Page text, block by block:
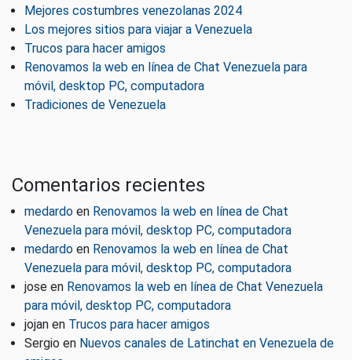
Mejores costumbres venezolanas 2024
Los mejores sitios para viajar a Venezuela
Trucos para hacer amigos
Renovamos la web en línea de Chat Venezuela para
móvil, desktop PC, computadora
Tradiciones de Venezuela
Comentarios recientes
medardo en Renovamos la web en línea de Chat
Venezuela para móvil, desktop PC, computadora
medardo en Renovamos la web en línea de Chat
Venezuela para móvil, desktop PC, computadora
jose en Renovamos la web en línea de Chat Venezuela
para móvil, desktop PC, computadora
jojan en Trucos para hacer amigos
Sergio en Nuevos canales de Latinchat en Venezuela de